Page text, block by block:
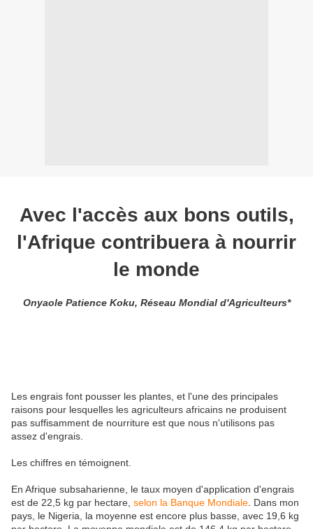
Avec l'accès aux bons outils,
l'Afrique contribuera à nourrir
le monde
Onyaole Patience Koku, Réseau Mondial d'Agriculteurs*
Les engrais font pousser les plantes, et l'une des principales
raisons pour lesquelles les agriculteurs africains ne produisent
pas suffisamment de nourriture est que nous n'utilisons pas
assez d'engrais.
Les chiffres en témoignent.
En Afrique subsaharienne, le taux moyen d'application d'engrais
est de 22,5 kg par hectare, selon la Banque Mondiale . Dans mon
pays, le Nigeria, la moyenne est encore plus basse, avec 19,6 kg